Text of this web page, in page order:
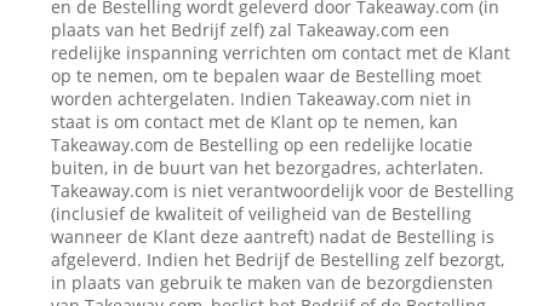
en de Bestelling wordt geleverd door Takeaway.com (in
plaats van het Bedrijf zelf) zal Takeaway.com een
redelijke inspanning verrichten om contact met de Klant
op te nemen, om te bepalen waar de Bestelling moet
worden achtergelaten. Indien Takeaway.com niet in
staat is om contact met de Klant op te nemen, kan
Takeaway.com de Bestelling op een redelijke locatie
buiten, in de buurt van het bezorgadres, achterlaten.
Takeaway.com is niet verantwoordelijk voor de Bestelling
(inclusief de kwaliteit of veiligheid van de Bestelling
wanneer de Klant deze aantreft) nadat de Bestelling is
afgeleverd. Indien het Bedrijf de Bestelling zelf bezorgt,
in plaats van gebruik te maken van de bezorgdiensten